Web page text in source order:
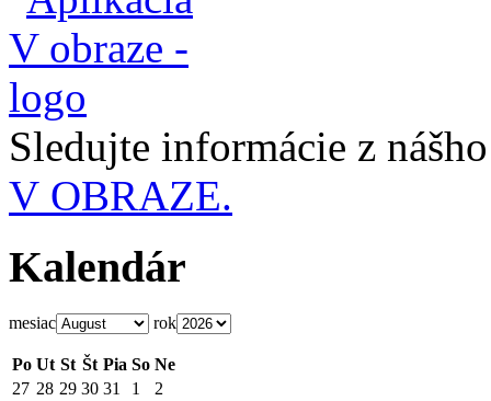
Sledujte informácie z
V OBRAZE.
Kalendár
mesiac rok
Po Ut St Št Pia So Ne
27 28 29 30 31 1
2